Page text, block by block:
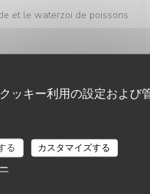
ッキー利用の設定および
る
カスタマイズする
et le waterzoi de poissons
et réactif !! On